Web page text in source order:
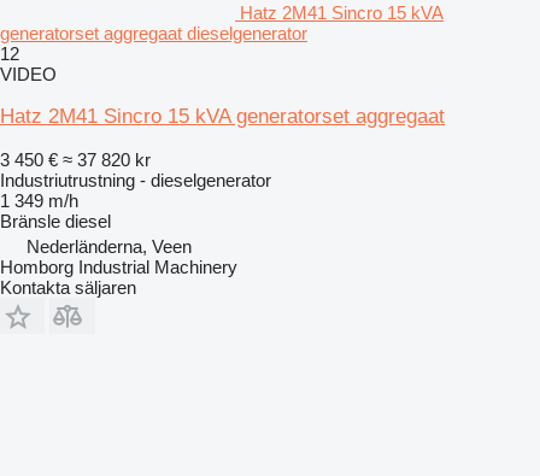
Hatz 2M41 Sincro 15 kVA
generatorset aggregaat dieselgenerator
12
VIDEO
Hatz 2M41 Sincro 15 kVA generatorset aggregaat
3 450 € ≈ 37 820 kr
Industriutrustning - dieselgenerator
1 349 m/h
Bränsle diesel
Nederländerna, Veen
Homborg Industrial Machinery
Kontakta säljaren